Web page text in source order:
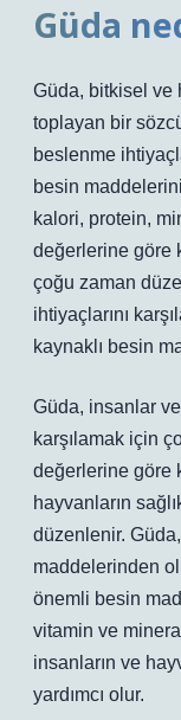
Güda
Güda, bitkisel ve
toplayan bir
beslenme
besin
kalori, protein,
değerlerine göre
çoğu zaman
ihtiyaçlarını
kaynaklı besin
Güda, insanlar
karşılamak için
değerlerine göre
hayvanların
düzenlenir.
maddelerinden
önemli besin
vitamin ve
insanların ve
yardımcı olur.